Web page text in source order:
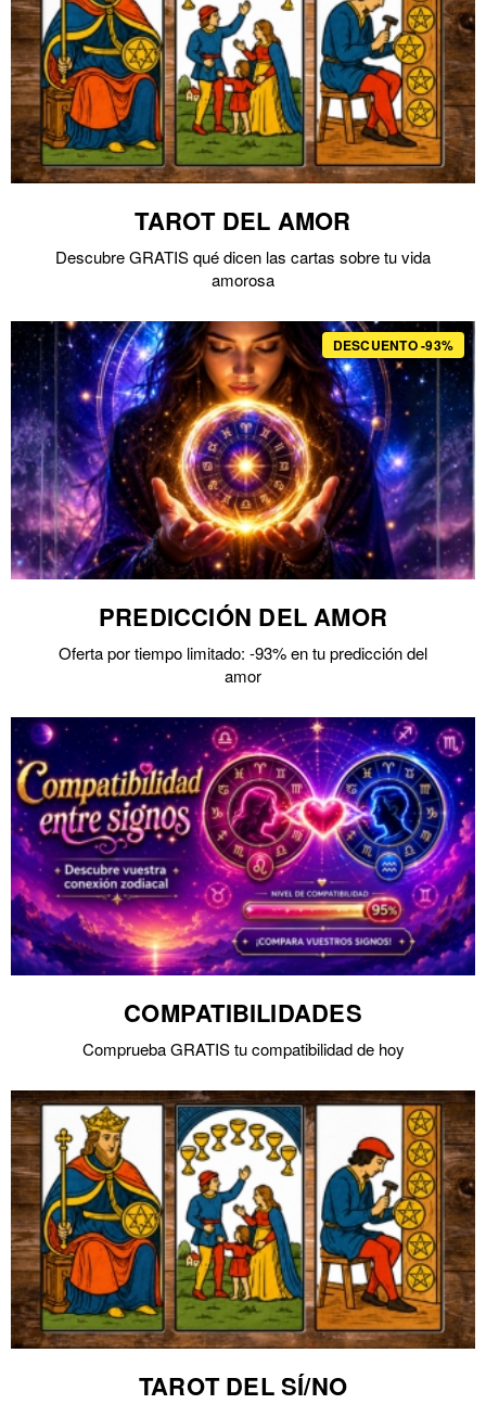
TAROT DEL AMOR
Descubre GRATIS qué dicen las cartas sobre tu vida
amorosa
DESCUENTO -93%
PREDICCIÓN DEL AMOR
Oferta por tiempo limitado: -93% en tu predicción del
amor
COMPATIBILIDADES
Comprueba GRATIS tu compatibilidad de hoy
TAROT DEL SÍ/NO